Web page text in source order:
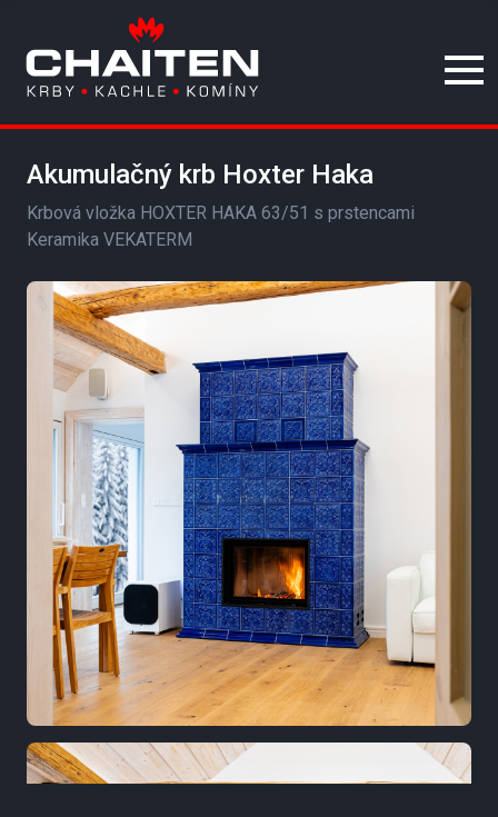
Akumulačný krb Hoxter Haka
Krbová vložka HOXTER HAKA 63/51 s prstencami
Keramika VEKATERM